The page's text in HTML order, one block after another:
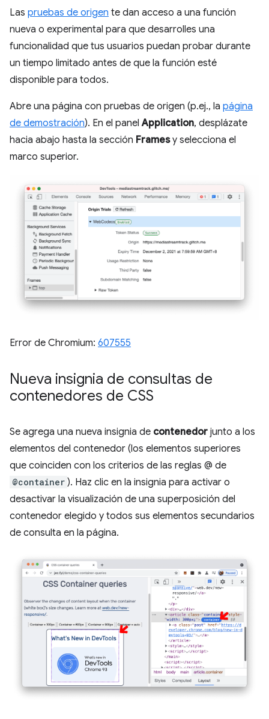
Las pruebas de origen te dan acceso a una función
nueva o experimental para que desarrolles una
funcionalidad que tus usuarios puedan probar durante
un tiempo limitado antes de que la función esté
disponible para todos.
Abre una página con pruebas de origen (p.ej., la página
de demostración). En el panelApplication, desplázate
hacia abajo hasta la sección Framesy selecciona el
marco superior.
Error de Chromium: 607555
Nueva insignia de consultas de
contenedores de CSS
Se agrega una nueva insignia de contenedor junto a los
elementos del contenedor (los elementos superiores
que coinciden con los criterios de las reglas @ de
@container ). Haz clic en la insignia para activar o
desactivar la visualización de una superposición del
contenedor elegido y todos sus elementos secundarios
de consulta en la página.